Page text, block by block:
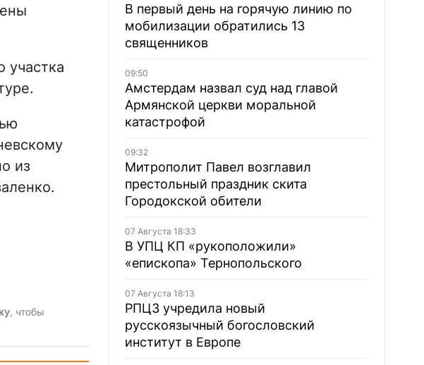
участка
из
, чтобы
В первый день на горячую линию по
мобилизации обратились 13
священников
09:50
Амстердам назвал суд над главой
Армянской церкви моральной
катастрофой
09:32
Митрополит Павел возглавил
престольный праздник скита
Городокской обители
07 Августа 18:33
В УПЦ КП «рукоположили»
«епископа» Тернопольского
07 Августа 18:13
РПЦЗ учредила новый
русскоязычный богословский
институт в Европе